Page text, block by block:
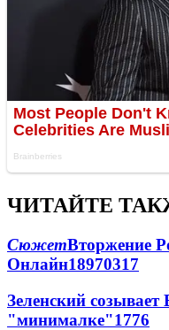
ЧИТАЙТЕ
СюжетВторжение
Онлайн18970317
Зеленский созывает
"минималке"1776